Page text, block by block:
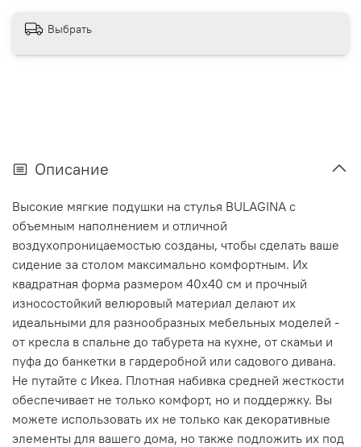
Выбрать
Описание
Высокие мягкие подушки на стулья BULAGINA с
объемным наполнением и отличной
воздухопроницаемостью созданы, чтобы сделать ваше
сидение за столом максимально комфортным. Их
квадратная форма размером 40x40 см и прочный
износостойкий велюровый материал делают их
идеальными для разнообразных мебельных моделей -
от кресла в спальне до табурета на кухне, от скамьи и
пуфа до банкетки в гардеробной или садового дивана.
Не путайте с Икеа. Плотная набивка средней жесткости
обеспечивает не только комфорт, но и поддержку. Вы
можете использовать их не только как декоративные
элементы для вашего дома, но также подложить их под